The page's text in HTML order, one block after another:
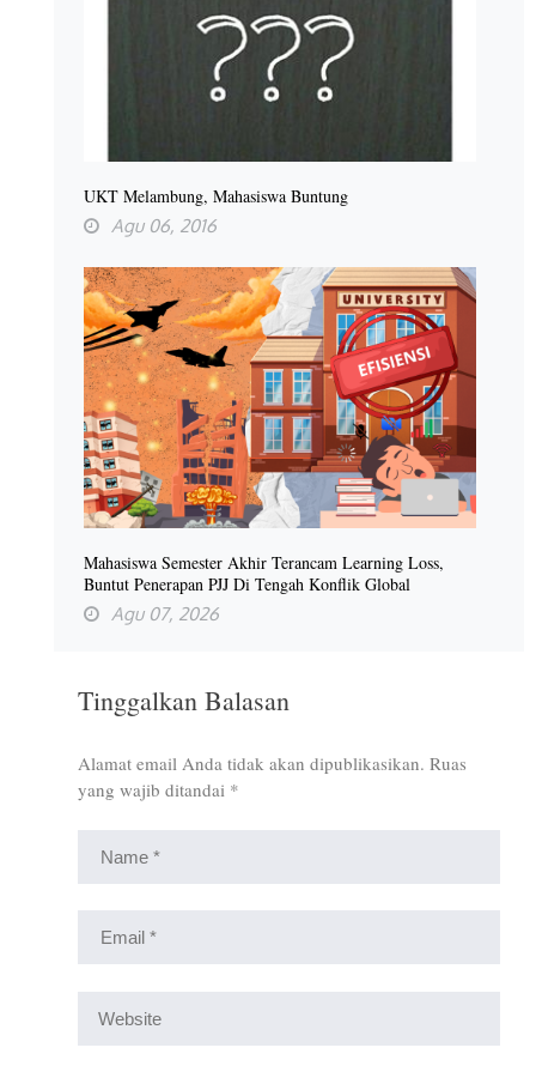
UKT Melambung, Mahasiswa Buntung
Agu 06, 2016
Mahasiswa Semester Akhir Terancam Learning Loss,
Buntut Penerapan PJJ Di Tengah Konflik Global
Agu 07, 2026
Tinggalkan Balasan
Alamat email Anda tidak akan dipublikasikan. Ruas
yang wajib ditandai *